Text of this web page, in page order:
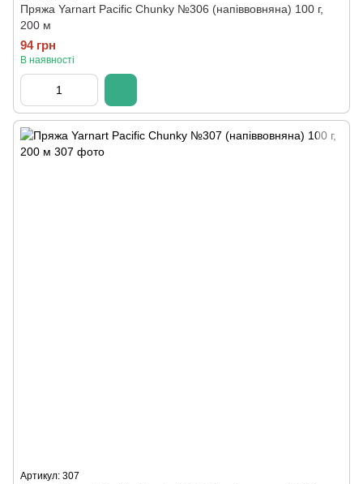
Пряжа Yarnart Pacific Chunky №306 (напіввовняна) 100 г,
200 м
94 грн
В наявності
Артикул: 307